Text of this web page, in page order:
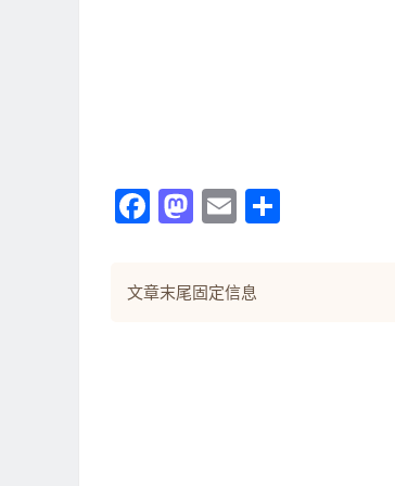
Facebook
Mastodon
Email
文章末尾固定信息